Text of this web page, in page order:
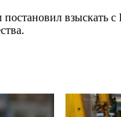
взыскать